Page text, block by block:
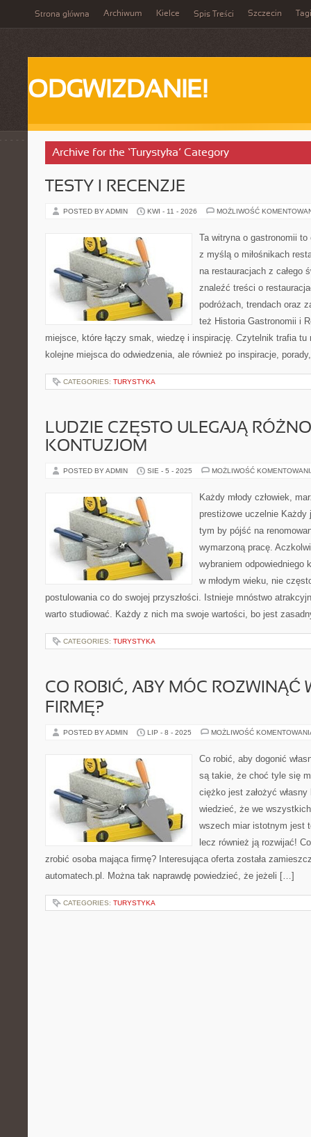
Strona główna Archiwum Kielce Spis Treści Szczecin Tagi
ODGWIZDANIE!
Archive for the ‘Turystyka’ Category
TESTY I RECENZJE
POSTED BY ADMIN KWI - 11 - 2026 MOŻLIWOŚĆ
Ta witryna o gastronomii
z myślą o miłośnikach
na restauracjach z całego
znaleźć treści o
podróżach, trendach oraz
też Historia Gastronomii i
miejsce, które łączy smak, wiedzę i inspirację. Czytelnik trafia tu
kolejne miejsca do odwiedzenia, ale również po inspiracje,
CATEGORIES: TURYSTYKA
LUDZIE CZĘSTO ULEGAJĄ
KONTUZJOM
POSTED BY ADMIN SIE - 5 - 2025 MOŻLIWOŚĆ
Każdy młody człowiek,
prestiżowe uczelnie Każdy
tym by pójść na
wymarzoną pracę.
wybraniem odpowiedniego
w młodym wieku, nie
postulowania co do swojej przyszłości. Istnieje mnóstwo
warto studiować. Każdy z nich ma swoje wartości, bo jest
CATEGORIES: TURYSTYKA
CO ROBIĆ, ABY MÓC ROZWINĄĆ
FIRMĘ?
POSTED BY ADMIN LIP - 8 - 2025 MOŻLIWOŚĆ
Co robić, aby dogonić
są takie, że choć tyle się
ciężko jest założyć
wiedzieć, że we
wszech miar istotnym jest
lecz również ją rozwijać!
zrobić osoba mająca firmę? Interesująca oferta została
automatech.pl. Można tak naprawdę powiedzieć, że jeżeli […]
CATEGORIES: TURYSTYKA